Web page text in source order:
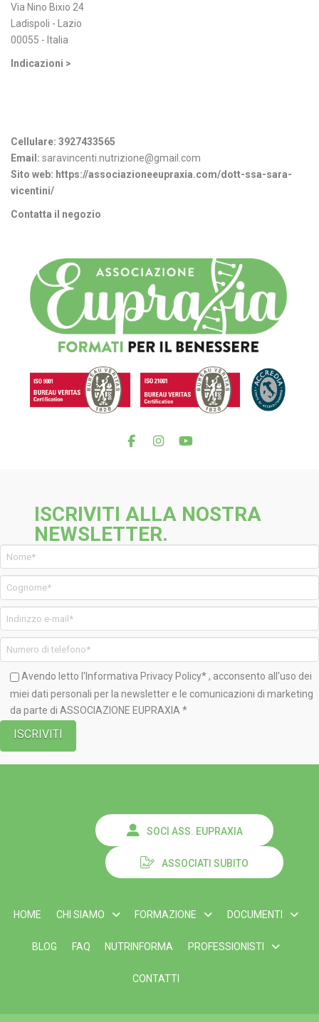
Via Nino Bixio 24
Ladispoli - Lazio
00055 - Italia
Indicazioni >
Cellulare: 3927433565
Email: saravincenti.nutrizione@gmail.com
Sito web: https://associazioneeupraxia.com/dott-ssa-sara-
vicentini/
Contatta il negozio
ISCRIVITI ALLA NOSTRA
NEWSLETTER.
Avendo letto l'Informativa Privacy Policy*, acconsento all'uso dei
miei dati personali per la newsletter e le comunicazioni di marketing
da parte di ASSOCIAZIONE EUPRAXIA *
SOCI ASS. EUPRAXIA
ASSOCIATI SUBITO
HOME CHI SIAMO FORMAZIONE DOCUMENTI
BLOG FAQ NUTRINFORMA PROFESSIONISTI
CONTATTI